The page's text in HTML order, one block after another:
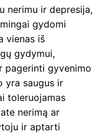
nerimu ir depresija,
gydomi
vienas iš
gydymui,
pagerinti gyvenimo
yra saugus ir
toleruojamas
nerimą ar
ir aptarti